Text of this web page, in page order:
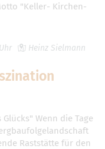
"Keller- Kirchen-
Heinz Sielmann
Wenn die Tage
Raststätte für den